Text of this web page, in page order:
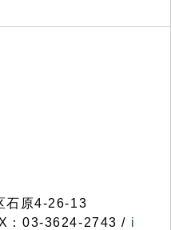
石原4-26-13
：03-3624-2743 / i